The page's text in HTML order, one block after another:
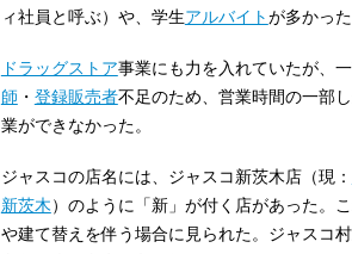
ィ社員と呼ぶ）や、学生アルバイトが多かった
ドラッグストア事業にも力を入れていたが、
師 ・ 登録販売者不足のため、営業時間の一部
業ができなかった。
ジャスコの店名には、ジャスコ新茨木店（現：
新茨木）のように「新」が付く店があった。
や建て替えを伴う場合に見られた。ジャスコ